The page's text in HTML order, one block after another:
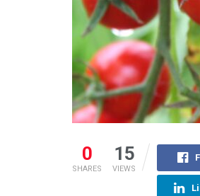
0
SHARES
15
VIEWS